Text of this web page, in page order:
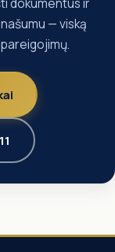
— viską